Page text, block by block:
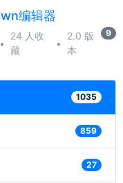
编辑器
•
24 人收
藏
•
2.0 版
本
9
1035
859
27